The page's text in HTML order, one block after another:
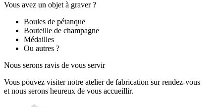
Vous avez un objet à graver ?
Boules de pétanque
Bouteille de champagne
Médailles
Ou autres ?
Nous serons ravis de vous servir
Vous pouvez visiter notre atelier de fabrication sur rendez-vous
et nous serons heureux de vous accueillir.